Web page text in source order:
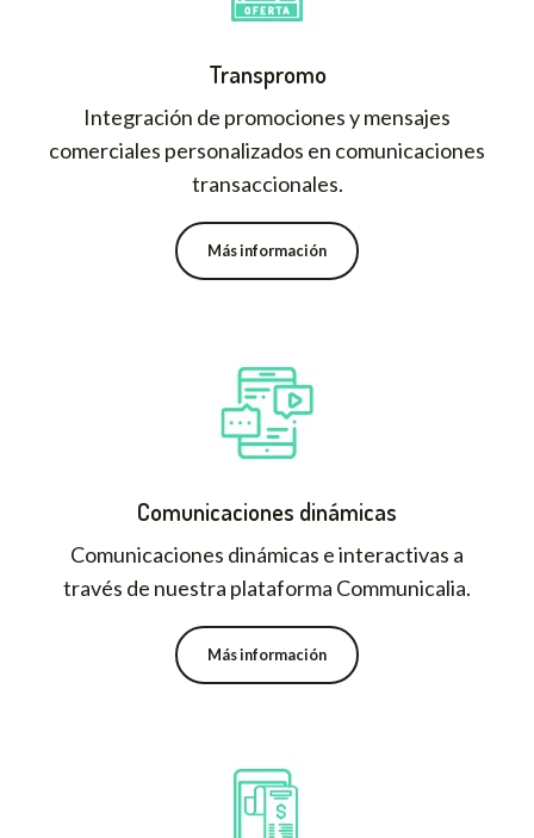
Transpromo
Integración de promociones y mensajes
comerciales personalizados en comunicaciones
transaccionales.
Más información
Comunicaciones dinámicas
Comunicaciones dinámicas e interactivas a
través de nuestra plataforma Communicalia.
Más información